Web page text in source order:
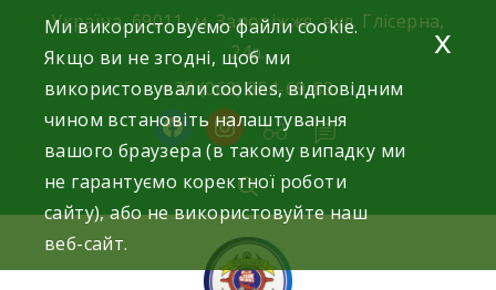
Україна, 69011, м. Запоріжжя, вул. Глісерна,
24а.
+38 (068) 354-69-83
facebookinstagram
Ми використовуємо файли cookie.
Якщо ви не згодні, щоб ми
використовували cookies, відповідним
чином встановіть налаштування
вашого браузера (в такому випадку ми
не гарантуємо коректної роботи
сайту), або не використовуйте наш
веб-сайт.
x